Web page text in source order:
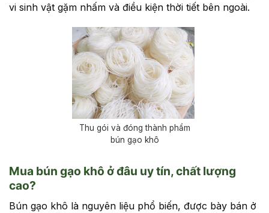
vi sinh vật gặm nhấm và điều kiện thời tiết bên ngoài.
Thu gói và đóng thành phẩm
bún gạo khô
Mua bún gạo khô ở đâu uy tín, chất lượng
cao?
Bún gạo khô là nguyên liệu phổ biến, được bày bán ở